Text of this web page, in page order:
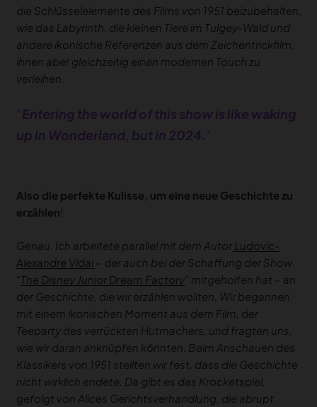
die Schlüsselelemente des Films von 1951 beizubehalten,
wie das Labyrinth, die kleinen Tiere im Tulgey-Wald und
andere ikonische Referenzen aus dem Zeichentrickfilm,
ihnen aber gleichzeitig einen modernen Touch zu
verleihen.
“Entering the world of this show is like waking
up in Wonderland, but in 2024. “
Also die perfekte Kulisse, um eine neue Geschichte zu
erzählen
Genau. Ich arbeitete parallel mit dem AutorLudovic-
Alexandre Vidal
– der auch bei der Schaffung der Show
“ The Disney Junior Dream Factory” mitgeholfen hat – an
der Geschichte, die wir erzählen wollten. Wir begannen
mit einem ikonischen Moment aus dem Film, der
Teeparty des verrückten Hutmachers, und fragten uns,
wie wir daran anknüpfen könnten. Beim Anschauen des
Klassikers von 1951 stellten wir fest, dass die Geschichte
nicht wirklich endete. Da gibt es das Krocketspiel,
gefolgt von Alices Gerichtsverhandlung, die abrupt